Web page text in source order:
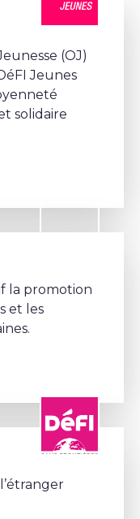
(OJ)
Jeunes
solidaire
la promotion
et les